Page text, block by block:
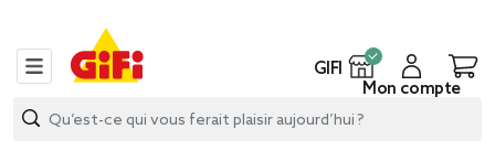
GIFI
Mon compte